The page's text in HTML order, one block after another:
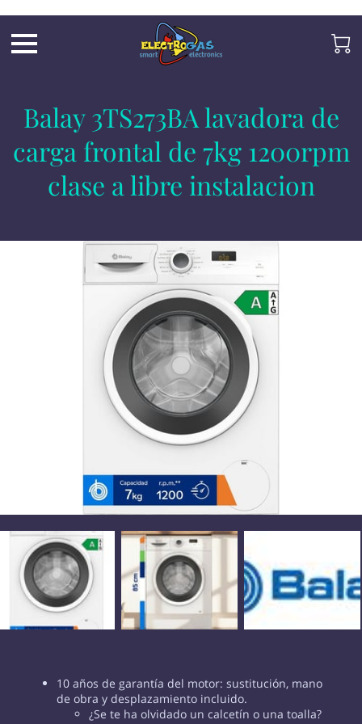
Balay 3TS273BA lavadora de
carga frontal de 7kg 1200rpm
clase a libre instalacion
10 años de garantía del motor: sustitución, mano
de obra y desplazamiento incluido.
¿Se te ha olvidado un calcetín o una toalla?